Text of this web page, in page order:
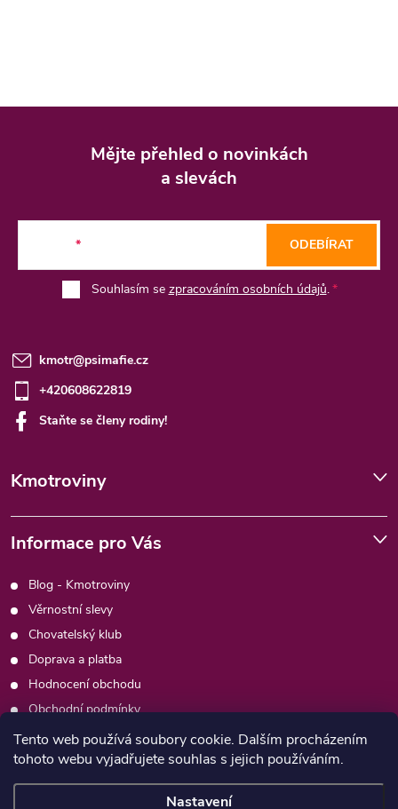
Tento web používá soubory cookie. Dalším procházením
tohoto webu vyjadřujete souhlas s jejich používáním.
Nastavení
Mějte přehled o novinkách
a slevách
Souhlasím se zpracováním osobních údajů.
ODEBÍRAT
kmotr@psimafie.cz
+420608622819
Staňte se členy rodiny!
Kmotroviny
Informace pro Vás
Blog - Kmotroviny
Věrnostní slevy
Chovatelský klub
Doprava a platba
Hodnocení obchodu
Obchodní podmínky
Podmínky ochrany osobních údajů
Kontakty
Moje objednávka